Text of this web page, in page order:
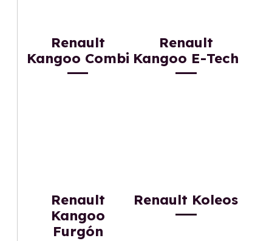
Renault
Kangoo Combi
Renault
Kangoo E-Tech
Renault
Kangoo
Furgón
Renault Koleos